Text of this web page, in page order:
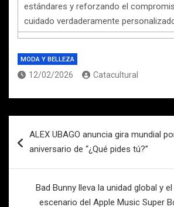
estándares y reforzando el
cuidado verdaderamente
MODA Y BELLEZA
12/02/2026 Catacultural
de
ALEX UBAGO anuncia gira mundial
aniversario de “¿Qué pides tú?”
Bad Bunny lleva la unidad global y
escenario del Apple Music Super